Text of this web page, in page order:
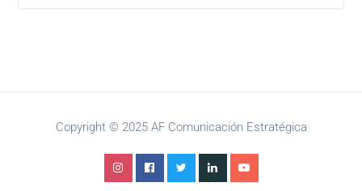
Copyright © 2025 AF Comunicación Estratégica